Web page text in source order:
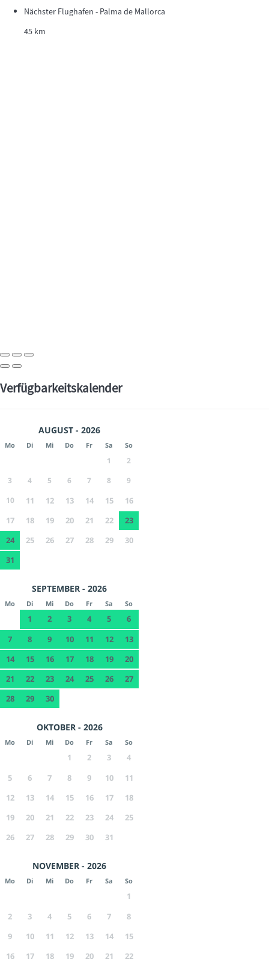
Nächster Flughafen - Palma de Mallorca
45 km
Verfügbarkeitskalender
AUGUST - 2026
Mo Di Mi Do Fr Sa So
1
2
3
4 5 6 7 8
9
10
11 12 13 14 15
16
17
18 19 20 21 22
23
24
25 26 27 28 29
30
31
SEPTEMBER - 2026
Mo Di Mi Do Fr Sa So
1 2 3 4 5
6
7
8 9 10 11 12
13
14
15 16 17 18 19
20
21
22 23 24 25 26
27
28
29 30
OKTOBER - 2026
Mo Di Mi Do Fr Sa So
1 2 3
4
5
6 7 8 9 10
11
12
13 14 15 16 17
18
19
20 21 22 23 24
25
26
27 28 29 30 31
NOVEMBER - 2026
Mo Di Mi Do Fr Sa So
1
2
3 4 5 6 7
8
9
10 11 12 13 14
15
16
17 18 19 20 21
22